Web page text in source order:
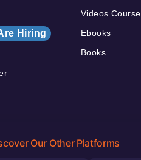
Hiring
Videos Course
Ebooks
Books
Our Other Platforms